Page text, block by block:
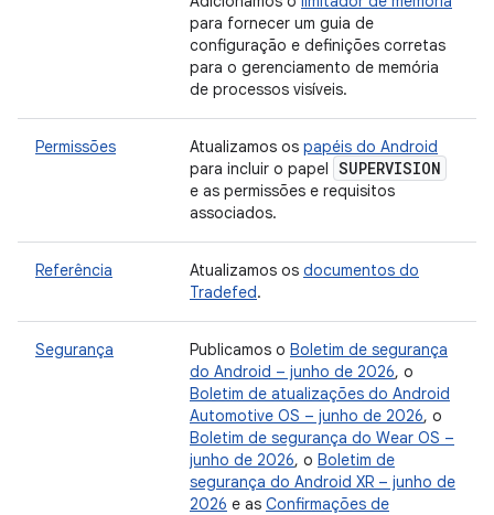
para fornecer um guia de
configuração e definições corretas
para o gerenciamento de memória
de processos visíveis.
Permissões Atualizamos os papéis do Android
para incluir o papel SUPERVISION
e as permissões e requisitos
associados.
Referência Atualizamos os documentos do
Tradefed.
Segurança Publicamos o Boletim de segurança
do Android – junho de 2026, o
Boletim de atualizações do Android
Automotive OS – junho de 2026, o
Boletim de segurança do Wear OS –
junho de 2026, o Boletim de
segurança do Android XR – junho de
2026 e as Confirmações de